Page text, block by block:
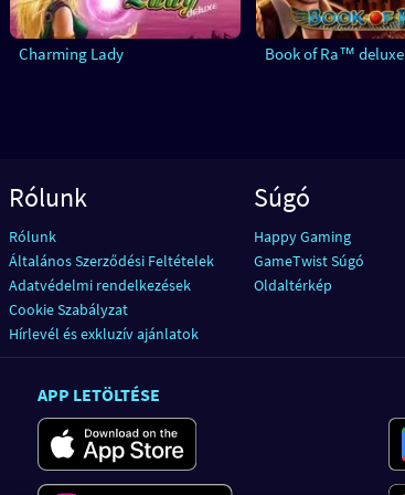
Charming Lady Book of Ra™ deluxe
Rólunk
Rólunk
Általános Szerződési Feltételek
Adatvédelmi rendelkezések
Cookie Szabályzat
Hírlevél és exkluzív ajánlatok
Súgó
Happy Gaming
GameTwist Súgó
Oldaltérkép
APP LETÖLTÉSE